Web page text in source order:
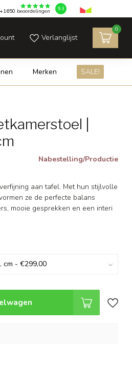
+1650 beoordelingen 9.3
Verlanglijst
0
Merken SALE!
|
Nabestelling/Productie
aan tafel. Met hun stijlvolle
ze de perfecte balans
mooie gesprekken en een interi